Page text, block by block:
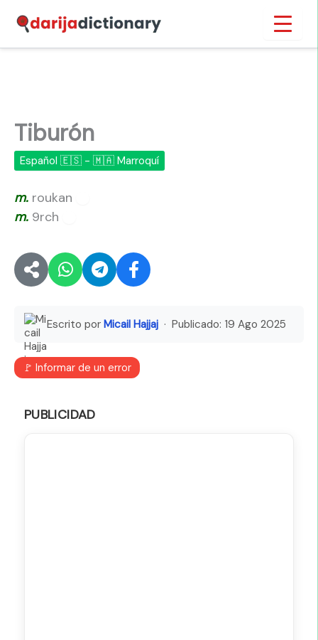
contenido
Tiburón
Español 🇪🇸 - 🇲🇦 Marroquí
m. roukan
m. 9rch
Escrito por Micail Hajjaj · Publicado: 19 Ago 2025
🚩 Informar de un error
PUBLICIDAD